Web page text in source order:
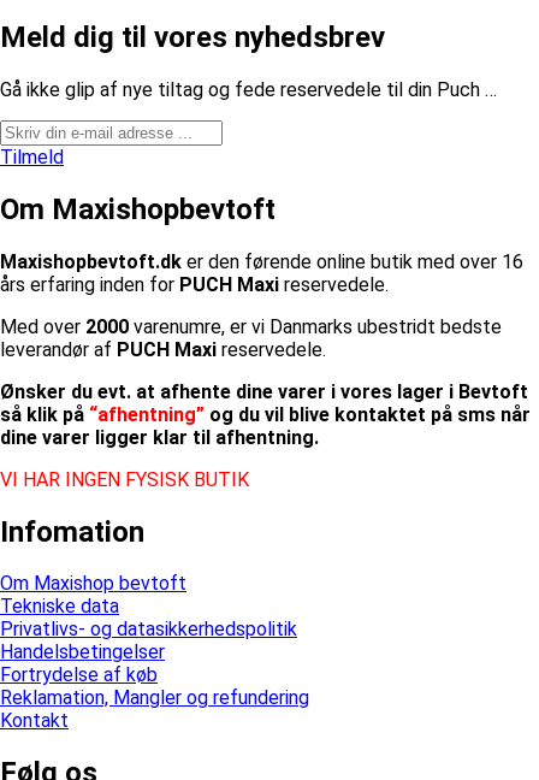
Meld dig til vores nyhedsbrev
​Gå ikke glip af nye tiltag og fede reservedele til din Puch …
Tilmeld
Om Maxishopbevtoft
Maxishopbevtoft.dk er den førende online butik med over 16
års erfaring inden for PUCH Maxi reservedele.
Med over 2000 varenumre, er vi Danmarks ubestridt bedste
leverandør af PUCH Maxi reservedele.
Ønsker du evt. at afhente dine varer i vores lager i Bevtoft
så klik på “afhentning” og du vil blive kontaktet på sms når
dine varer ligger klar til afhentning.
VI HAR INGEN FYSISK BUTIK
Infomation
Om Maxishop bevtoft
Tekniske data
Privatlivs- og datasikkerhedspolitik
Handelsbetingelser
Fortrydelse af køb
Reklamation, Mangler og refundering
Kontakt
Følg os